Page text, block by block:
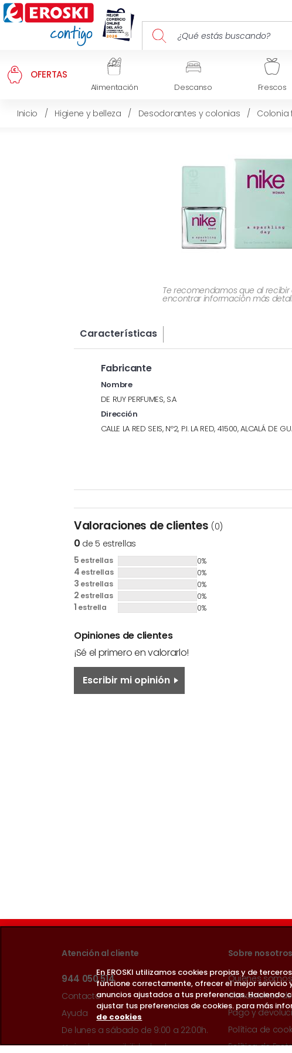
OFERTAS
Alimentación Descanso Frescos
Inicio / Higiene y belleza / Desodorantes y colonias / Colonia
Te recomendamos que al
encontrar información más
Características
Fabricante
Nombre
DE RUY PERFUMES, S.A
Dirección
CALLE LA RED SEIS, Nº2, P.I. LA RED, 41500, ALCALÁ DE
Valoraciones de clientes (0)
0 de 5 estrellas
5 estrellas 0%
4 estrellas 0%
3 estrellas 0%
2 estrellas 0%
1 estrella 0%
Opiniones de clientes
¡Sé el primero en valorarlo!
Escribir mi opinión
Atención al cliente
944 050 514
Contacto
Ayuda
De lunes a sábado de 9:00 a 22:00h.
Guía de accesibilidad web
Sobre nosotros
Quienes somos
Condiciones
Pago y
Política de
Política de
En EROSKI utilizamos cookies propias y de
funcione correctamente, ofrecer el mejor
anuncios ajustados a tus preferencias. Haciendo
ajustar tus preferencias de cookies. para más
de cookies